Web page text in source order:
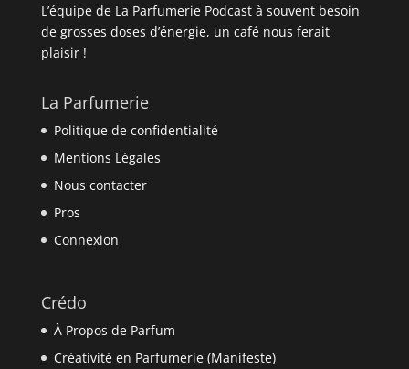
L’équipe de La Parfumerie Podcast à souvent besoin
de grosses doses d’énergie, un café nous ferait
plaisir !
La Parfumerie
Politique de confidentialité
Mentions Légales
Nous contacter
Pros
Connexion
Crédo
À Propos de Parfum
Créativité en Parfumerie (Manifeste)